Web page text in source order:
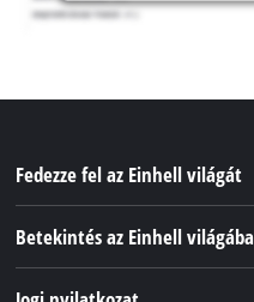
Fedezze fel az Einhell világát
Betekintés az Einhell világába